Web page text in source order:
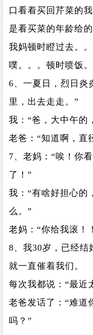
口看着买回芹菜的
是看买菜的年龄给
我妈顿时瞪过去。。
噗。。。顿时喷饭。
6、一夏日，烈日炎
里，出去走走。”
我：“爸，大中午的
老爸：“知道啊，直
7、老妈：“唉！你
了！”
我：“有啥好担心的
么。”
老妈：“你给我滚！
8、我30岁，已经结
就一直催着我们。
每次我都说：“最近
老爸发话了：“难道
吗？”